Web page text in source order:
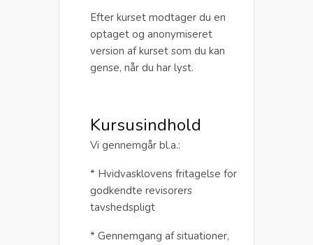
Efter kurset modtager du en
optaget og anonymiseret
version af kurset som du kan
gense, når du har lyst.
Kursusindhold
Vi gennemgår bl.a.:
* Hvidvasklovens fritagelse for
godkendte revisorers
tavshedspligt
* Gennemgang af situationer,